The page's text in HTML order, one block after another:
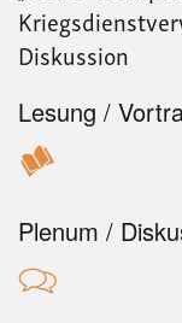
Diskussion
Lesung /
Plenum /